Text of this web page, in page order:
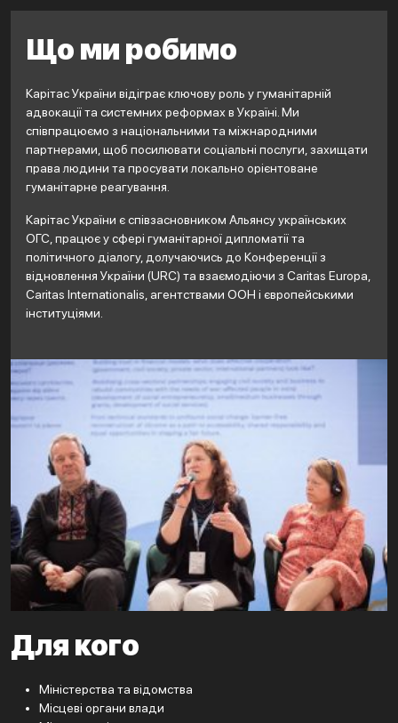
Що ми робимо
Карітас України відіграє ключову роль у гуманітарній
адвокації та системних реформах в Україні. Ми
співпрацюємо з національними та міжнародними
партнерами, щоб посилювати соціальні послуги, захищати
права людини та просувати локально орієнтоване
гуманітарне реагування.
Карітас України є співзасновником Альянсу українських
ОГС, працює у сфері гуманітарної дипломатії та
політичного діалогу, долучаючись до Конференції з
відновлення України (URC) та взаємодіючи з Caritas Europa,
Caritas Internationalis, агентствами ООН і європейськими
інституціями.
Для кого
Міністерства та відомства
Місцеві органи влади